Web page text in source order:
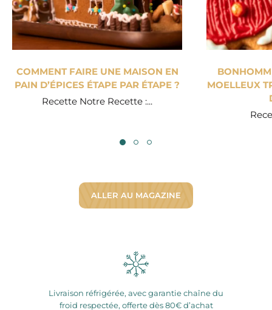
COMMENT FAIRE UNE MAISON EN
PAIN D’ÉPICES ÉTAPE PAR ÉTAPE ?
Recette Notre Recette :...
MOELLEUX
ALLER AU MAGAZINE
Livraison réfrigérée, avec garantie chaîne du
froid respectée, offerte dès 80€ d’achat